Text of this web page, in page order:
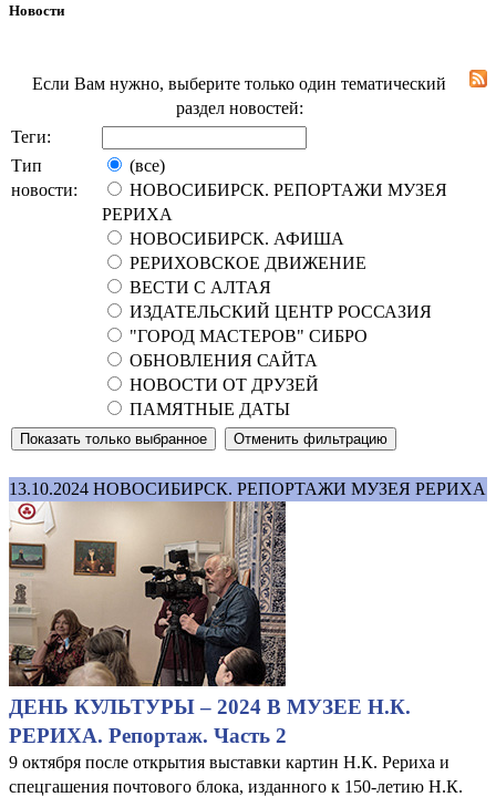
Новости
Если Вам нужно, выберите только один тематический
раздел новостей:
Теги:
Тип
новости:
(все)
НОВОСИБИРСК. РЕПОРТАЖИ МУЗЕЯ
РЕРИХА
НОВОСИБИРСК. АФИША
РЕРИХОВСКОЕ ДВИЖЕНИЕ
ВЕСТИ С АЛТАЯ
ИЗДАТЕЛЬСКИЙ ЦЕНТР РОССАЗИЯ
"ГОРОД МАСТЕРОВ" СИБРО
ОБНОВЛЕНИЯ САЙТА
НОВОСТИ ОТ ДРУЗЕЙ
ПАМЯТНЫЕ ДАТЫ
13.10.2024 НОВОСИБИРСК. РЕПОРТАЖИ МУЗЕЯ РЕРИХА
ДЕНЬ КУЛЬТУРЫ – 2024 В МУЗЕЕ Н.К.
РЕРИХА. Репортаж. Часть 2
9 октября после открытия выставки картин Н.К. Рериха и
спецгашения почтового блока, изданного к 150-летию Н.К.